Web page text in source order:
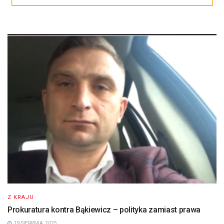
Z KRAJU
Prokuratura kontra Bąkiewicz – polityka zamiast prawa